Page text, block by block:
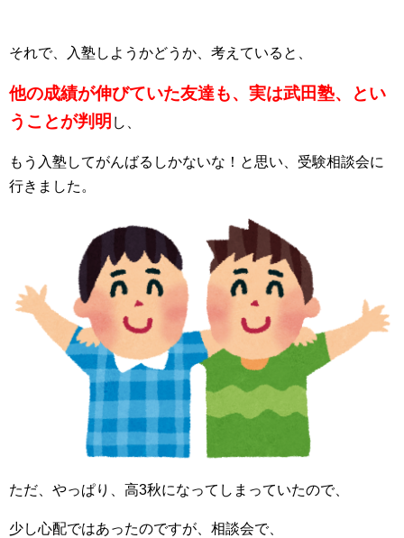
それで、入塾しようかどうか、考えていると、
他の成績が伸びていた友達も、実は武田塾、とい
うことが判明 し、
もう入塾してがんばるしかないな！と思い、受験相談会に
行きました。
ただ、やっぱり、高3秋になってしまっていたので、
少し心配ではあったのですが、相談会で、